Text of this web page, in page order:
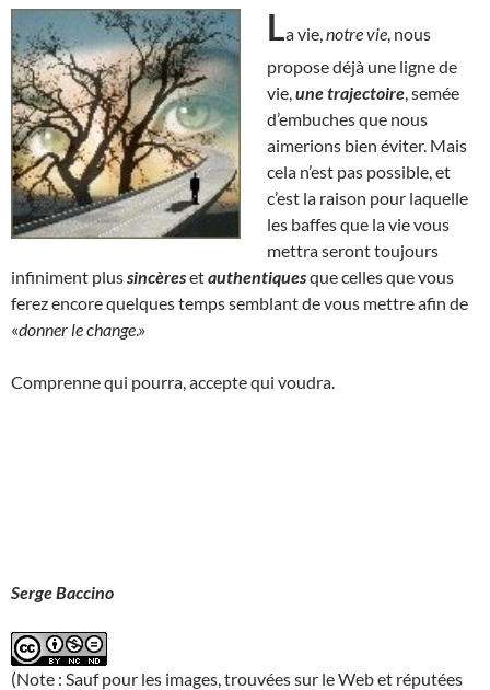
La vie, notre vie , nous
propose déjà une ligne de
vie, une trajectoire , semée
d’embuches que nous
aimerions bien éviter. Mais
cela n’est pas possible, et
c’est la raison pour laquelle
les baffes que la vie vous
mettra seront toujours
infiniment plussincèresetauthentiquesque celles que vous
ferez encore quelques temps semblant de vous mettre afin de
«donner le change.»
Comprenne qui pourra, accepte qui voudra.
Serge Baccino
(Note : Sauf pour les images, trouvées sur le Web et réputées